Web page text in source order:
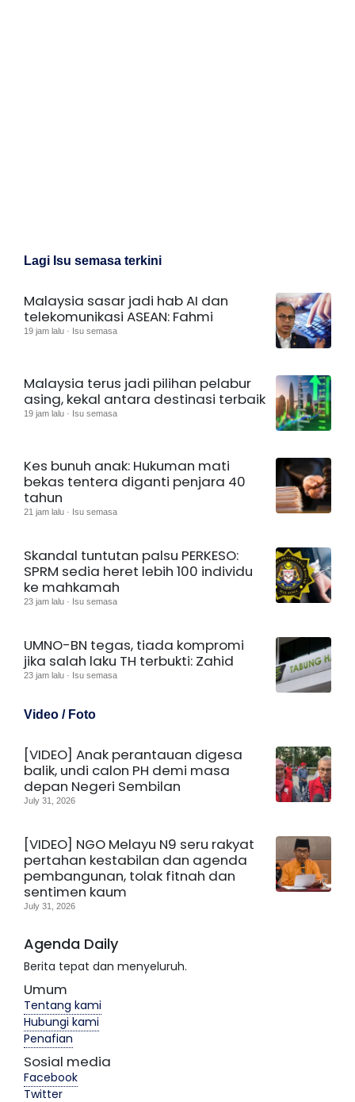
Lagi Isu semasa terkini
Malaysia sasar jadi hab AI dan
telekomunikasi ASEAN: Fahmi
19 jam lalu · Isu semasa
Malaysia terus jadi pilihan pelabur
asing, kekal antara destinasi terbaik
19 jam lalu · Isu semasa
Kes bunuh anak: Hukuman mati
bekas tentera diganti penjara 40
tahun
21 jam lalu · Isu semasa
Skandal tuntutan palsu PERKESO:
SPRM sedia heret lebih 100 individu
ke mahkamah
23 jam lalu · Isu semasa
UMNO-BN tegas, tiada kompromi
jika salah laku TH terbukti: Zahid
23 jam lalu · Isu semasa
Video / Foto
[VIDEO] Anak perantauan digesa
balik, undi calon PH demi masa
depan Negeri Sembilan
July 31, 2026
[VIDEO] NGO Melayu N9 seru rakyat
pertahan kestabilan dan agenda
pembangunan, tolak fitnah dan
sentimen kaum
July 31, 2026
Agenda Daily
Berita tepat dan menyeluruh.
Umum
Tentang kami
Hubungi kami
Penafian
Sosial media
Facebook
Twitter